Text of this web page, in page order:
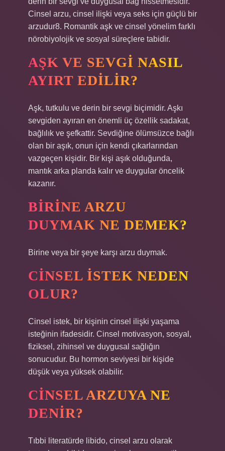
Cinsel arzu, cinsel ilişki veya seks için güçlü bir
arzudur8. Romantik aşk ve cinsel yönelim farklı
nörobiyolojik ve sosyal süreçlere tabidir.
AŞK VE SEVGI NASIL
AYIRT EDILIR?
Aşk, tutkulu ve derin bir sevgi biçimidir. Aşkı
sevgiden ayıran en önemli üç özellik sadakat,
bağlılık ve şefkattir. Sevdiğine ölümsüzce bağlı
olan bir aşık, onun için kendi çıkarlarından
vazgeçen kişidir. Bir kişi aşık olduğunda,
mantık arka planda kalır ve duygular öncelik
kazanır.
BIRINE ARZU
DUYMAK NE DEMEK?
Birine veya bir şeye karşı arzu duymak.
CINSEL ISTEK NEDEN
OLUR?
Cinsel istek, bir kişinin cinsel ilişki yaşama
isteğinin ifadesidir. Cinsel motivasyon, sosyal,
fiziksel, zihinsel ve duygusal sağlığın
sonucudur. Bu hormon seviyesi bir kişide
düşük veya yüksek olabilir.
CINSEL ARZUYA NE
DENIR?
Tıbbi literatürde libido, cinsel arzu olarak